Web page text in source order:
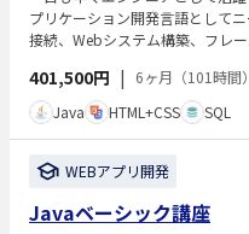
プリケーション開発言語として
接続、Webシステム構築、フレ
して活躍したい方はもちろん、
いエンジニアや他言語からのキ
す。
401,500円 |
6ヶ月（101時間）
Java
HTML+CSS SQL
WEBアプリ開発
Javaベーシック講座